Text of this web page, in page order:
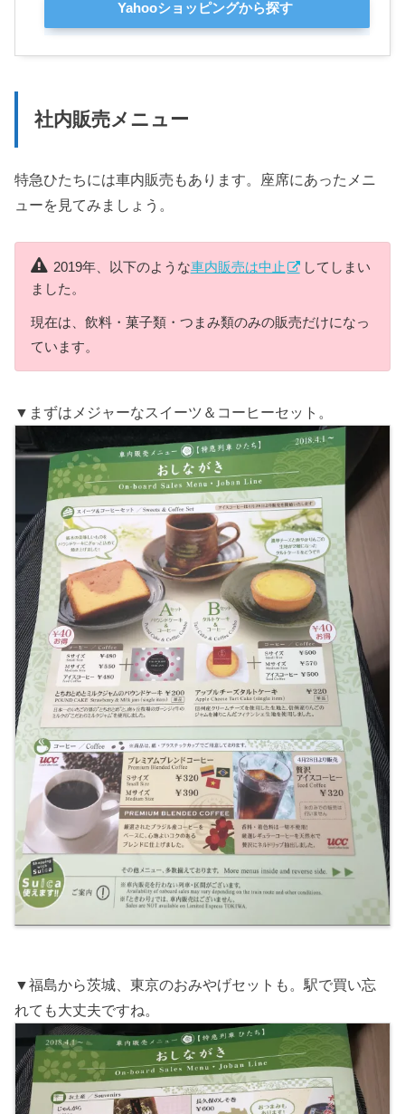
Yahooショッピングから探す
社内販売メニュー
特急ひたちには車内販売もあります。座席にあったメニ
ューを見てみましょう。
2019年、以下のような車内販売は中止
してしまい
ました。
現在は、飲料・菓子類・つまみ類のみの販売だけになっ
ています。
▼まずはメジャーなスイーツ＆コーヒーセット。
▼福島から茨城、東京のおみやげセットも。駅で買い忘
れても大丈夫ですね。